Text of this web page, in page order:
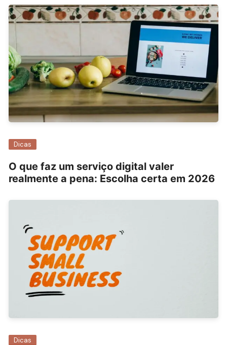
Dicas
O que faz um serviço digital valer
realmente a pena: Escolha certa em 2026
Dicas